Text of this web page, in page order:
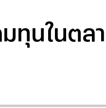
ทุนในตล